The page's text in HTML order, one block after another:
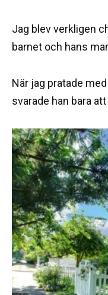
Jag blev verkligen
barnet och hans
När jag pratade
svarade han bara